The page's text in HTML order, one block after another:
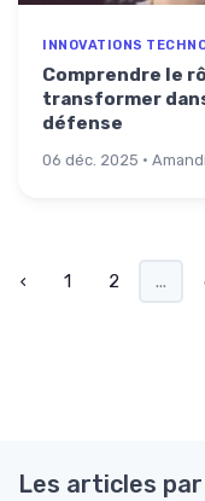
INNOVATIONS
Comprendre le
transformer
défense
06 déc. 2025 ·
‹ 1 2 ...
Les articles